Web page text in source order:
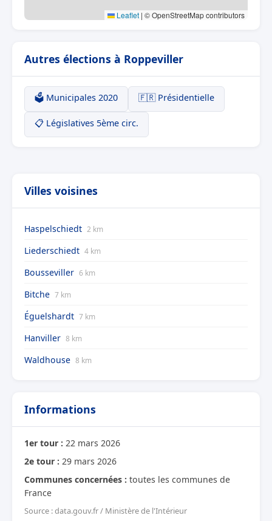
Leaflet | © OpenStreetMap contributors
Autres élections à Roppeviller
🗳️ Municipales 2020 🇫🇷 Présidentielle
📋 Législatives 5ème circ.
Villes voisines
Haspelschiedt 2 km
Liederschiedt 4 km
Bousseviller 6 km
Bitche 7 km
Éguelshardt 7 km
Hanviller 8 km
Waldhouse 8 km
Informations
1er tour : 22 mars 2026
2e tour : 29 mars 2026
Communes concernées : toutes les communes de
France
Source : data.gouv.fr / Ministère de l'Intérieur